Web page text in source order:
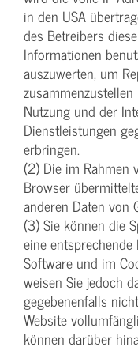
in den USA
des Betreibers
Informationen
auszuwerten, um
Nutzung und der
Dienstleistungen
erbringen.
(2) Die im Rahmen
Browser
anderen Daten von
(3) Sie können die
eine
Software und im
weisen Sie jedoch
gegebenenfalls
Website
können darüber